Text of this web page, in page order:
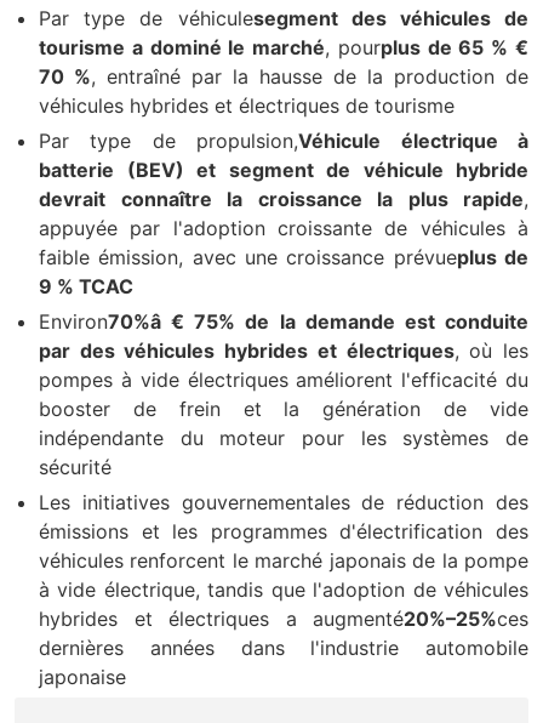
Par type de véhiculesegment des véhicules de
tourisme a dominé le marché, pourplus de 65 % €
70 %, entraîné par la hausse de la production de
véhicules hybrides et électriques de tourisme
Par type de propulsion,Véhicule électrique à
batterie (BEV) et segment de véhicule hybride
devrait connaître la croissance la plus rapide,
appuyée par l'adoption croissante de véhicules à
faible émission, avec une croissance prévueplus de
9 % TCAC
Environ70%â € 75% de la demande est conduite
par des véhicules hybrides et électriques, où les
pompes à vide électriques améliorent l'efficacité du
booster de frein et la génération de vide
indépendante du moteur pour les systèmes de
sécurité
Les initiatives gouvernementales de réduction des
émissions et les programmes d'électrification des
véhicules renforcent le marché japonais de la pompe
à vide électrique, tandis que l'adoption de véhicules
hybrides et électriques a augmenté20%–25%ces
dernières années dans l'industrie automobile
japonaise